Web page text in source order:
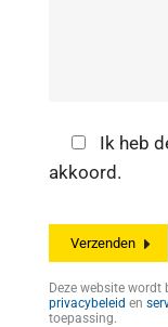
Ik heb
akkoord.
Deze website wordt
privacybeleid en
toepassing.